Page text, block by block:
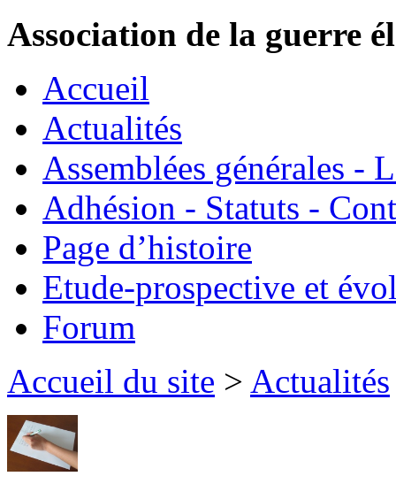
Association de la guerre
Accueil
Actualités
Assemblées générales -
Adhésion - Statuts -
Page d’histoire
Etude-prospective et
Forum
Accueil du site > Actualités